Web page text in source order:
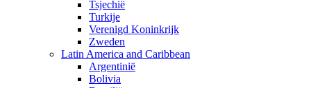
Tsjechië
Turkije
Verenigd Koninkrijk
Zweden
Latin America and Caribbean
Argentinië
Bolivia